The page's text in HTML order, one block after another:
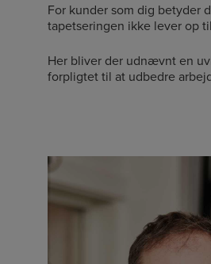
For kunder som dig betyder
tapetseringen ikke lever op
Her bliver der udnævnt en
forpligtettil at udbedre